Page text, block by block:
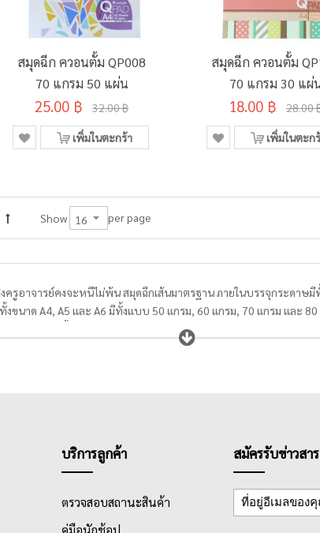
สมุดฉีก ควอนตั้ม QP008
70 แกรม 50 แผ่น
25.00 ฿ 32.00 ฿
เพิ่มในตะกร้า
สมุดฉีก ควอนตั้ม
70 แกรม 30 แผ่
18.00 ฿ 28.00
เพิ่มในตะก
Show per page
รูอาจารย์คงจะหนีไม่พ้น สมุดฉีกเส้นมาตรฐาน ภายในบรรจุกระดาษ
ขนาด A4, A5 และ A6 มีทั้งแบบ 50 แกรม, 60 แกรม, 70 แกรม และ
ฟิศได้เลือกซื้อตามความเหมาะสมอีกด้วย จะเขียนรายงาน ทำการบ้า
านส่งอาจารย์หรือคุณครู กลุ่มผู้ซื้อสมุดฉีกเส้นมาตรฐานส่วนใหญ่จึงเป็น
บริการลูกค้า
ตรวจสอบสถานะสินค้า
คู่มือนักช้อป
สมัครรับข่าวสาร